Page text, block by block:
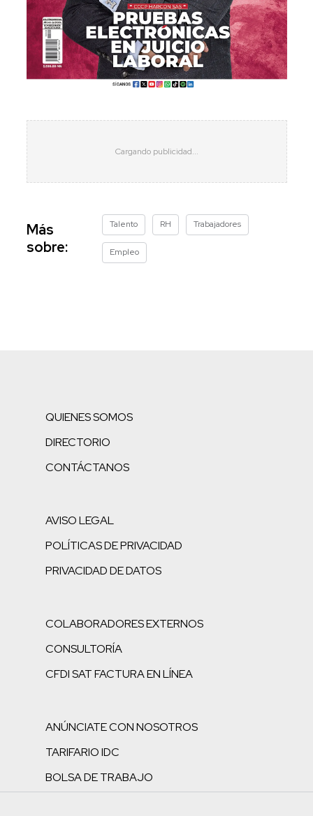
Más
sobre:
Talento RH Trabajadores
Empleo
QUIENES SOMOS
DIRECTORIO
CONTÁCTANOS
AVISO LEGAL
POLÍTICAS DE PRIVACIDAD
PRIVACIDAD DE DATOS
COLABORADORES EXTERNOS
CONSULTORÍA
CFDI SAT FACTURA EN LÍNEA
ANÚNCIATE CON NOSOTROS
TARIFARIO IDC
BOLSA DE TRABAJO